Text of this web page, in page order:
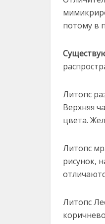
потому в
Литопс
Верхняя
цвета.
Литопс
рисунок,
Литопс